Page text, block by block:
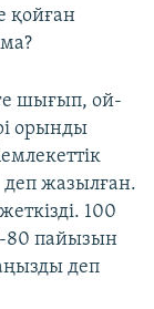
қойған
шығып, ой-
орынды
деп жазылған.
100
80 пайызын
деп